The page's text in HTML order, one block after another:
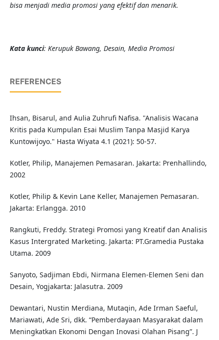
bisa menjadi media promosi yang efektif dan menarik.
Kata kunci: Kerupuk Bawang, Desain, Media Promosi
REFERENCES
Ihsan, Bisarul, and Aulia Zuhrufi Nafisa. "Analisis Wacana
Kritis pada Kumpulan Esai Muslim Tanpa Masjid Karya
Kuntowijoyo." Hasta Wiyata 4.1 (2021): 50-57.
Kotler, Philip, Manajemen Pemasaran. Jakarta: Prenhallindo,
2002
Kotler, Philip & Kevin Lane Keller, Manajemen Pemasaran.
Jakarta: Erlangga. 2010
Rangkuti, Freddy. Strategi Promosi yang Kreatif dan Analisis
Kasus Intergrated Marketing. Jakarta: PT.Gramedia Pustaka
Utama. 2009
Sanyoto, Sadjiman Ebdi, Nirmana Elemen-Elemen Seni dan
Desain, Yogjakarta: Jalasutra. 2009
Dewantari, Nustin Merdiana, Mutaqin, Ade Irman Saeful,
Mariawati, Ade Sri, dkk. “Pemberdayaan Masyarakat dalam
Meningkatkan Ekonomi Dengan Inovasi Olahan Pisang”. J